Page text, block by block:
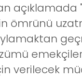
ömrünü
verilecek